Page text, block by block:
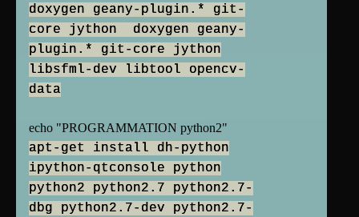
doxygen geany-plugin.* git-
core jython doxygen geany-
plugin.* git-core jython
libsfml-dev libtool opencv-
data
echo "PROGRAMMATION python2"
apt-get install dh-python
ipython-qtconsole python
python2 python2.7 python2.7-
dbg python2.7-dev python2.7-